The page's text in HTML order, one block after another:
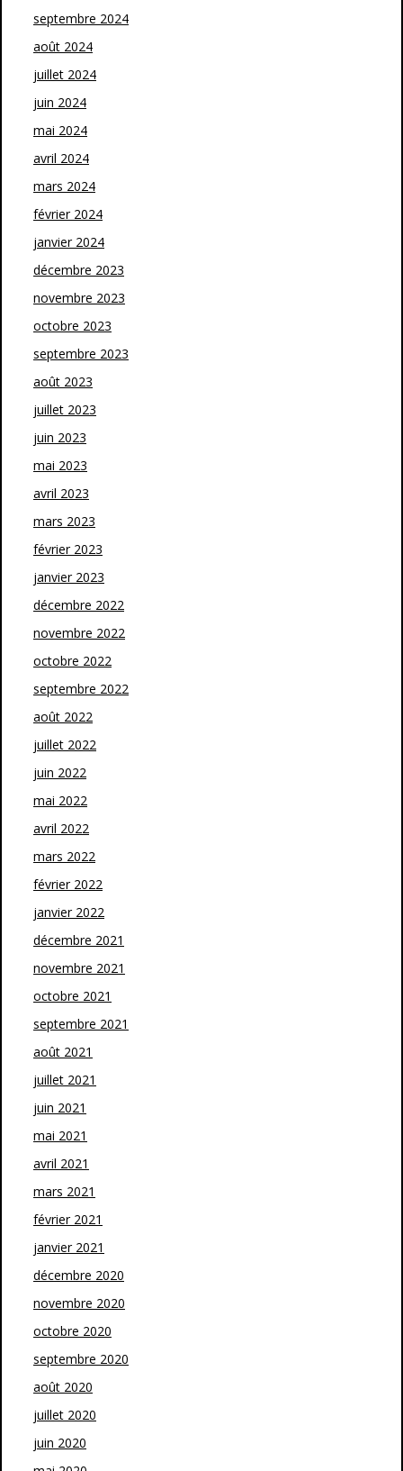
septembre 2024
août 2024
juillet 2024
juin 2024
mai 2024
avril 2024
mars 2024
février 2024
janvier 2024
décembre 2023
novembre 2023
octobre 2023
septembre 2023
août 2023
juillet 2023
juin 2023
mai 2023
avril 2023
mars 2023
février 2023
janvier 2023
décembre 2022
novembre 2022
octobre 2022
septembre 2022
août 2022
juillet 2022
juin 2022
mai 2022
avril 2022
mars 2022
février 2022
janvier 2022
décembre 2021
novembre 2021
octobre 2021
septembre 2021
août 2021
juillet 2021
juin 2021
mai 2021
avril 2021
mars 2021
février 2021
janvier 2021
décembre 2020
novembre 2020
octobre 2020
septembre 2020
août 2020
juillet 2020
juin 2020